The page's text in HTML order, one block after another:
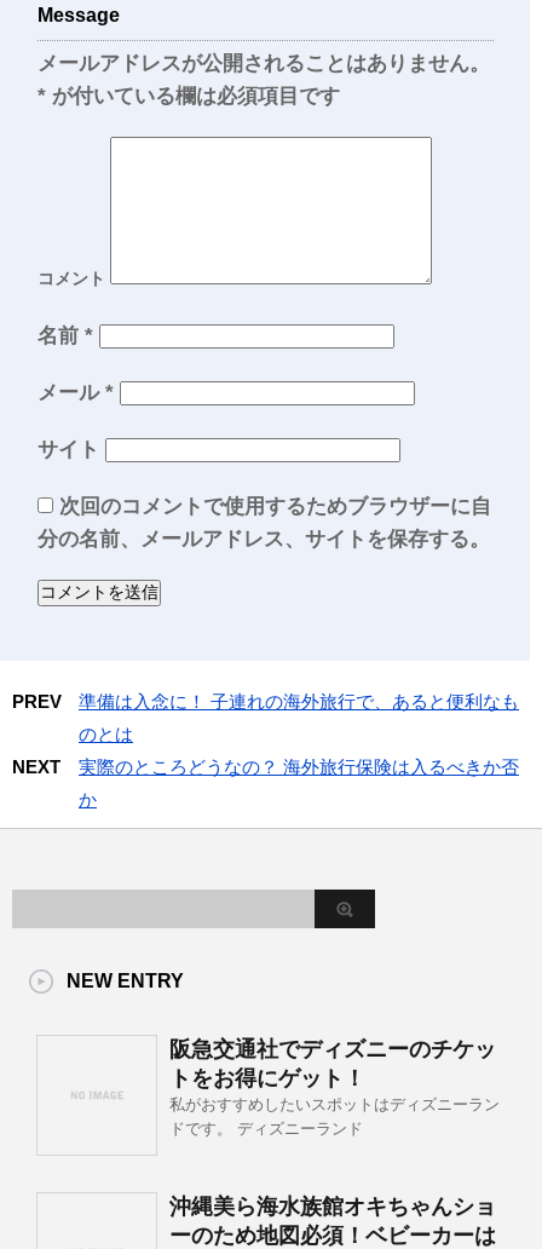
Message
メールアドレスが公開されることはありません。
* が付いている欄は必須項目です
コメント
名前 *
メール *
サイト
次回のコメントで使用するためブラウザーに自
分の名前、メールアドレス、サイトを保存する。
PREV
準備は入念に！ 子連れの海外旅行で、あると便利なも
のとは
NEXT
実際のところどうなの？ 海外旅行保険は入るべきか否
か
NEW ENTRY
阪急交通社でディズニーのチケッ
トをお得にゲット！
私がおすすめしたいスポットはディズニーラン
ドです。 ディズニーランド
沖縄美ら海水族館オキちゃんショ
ーのため地図必須！ベビーカーは